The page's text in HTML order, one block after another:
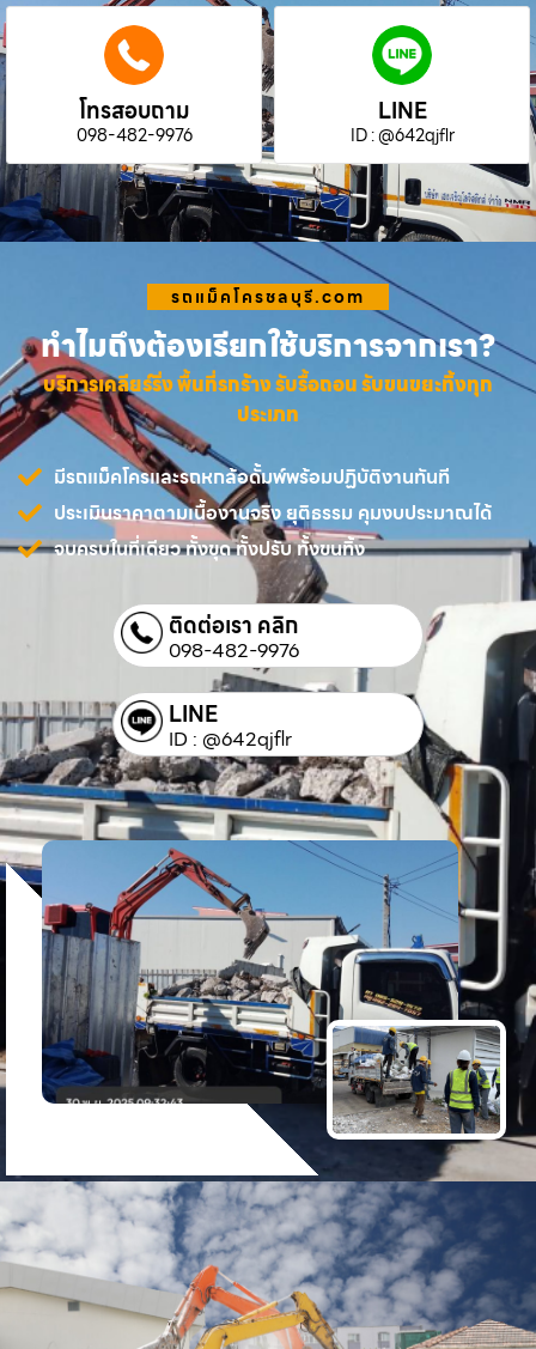
โทรสอบถาม
098-482-9976
LINE
ID : @642qjflr
รถแม็คโครชลบุรี.com
ทำไมถึงต้องเรียกใช้บริการจากเรา?
บริการเคลียร์ริ่ง พื้นที่รกร้าง รับรื้อถอน รับขนขยะทิ้งทุก
ประเภท
มีรถแม็คโครและรถหกล้อดั้มพ์พร้อมปฏิบัติงานทันที
ประเมินราคาตามเนื้องานจริง ยุติธรรม คุมงบประมาณได้
จบครบในที่เดียว ทั้งขุด ทั้งปรับ ทั้งขนทิ้ง
ติดต่อเรา คลิก
098-482-9976
LINE
ID : @642qjflr